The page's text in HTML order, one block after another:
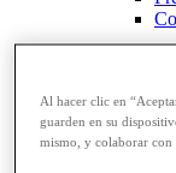
Al hacer clic en
guarden en su
mismo, y colaborar con